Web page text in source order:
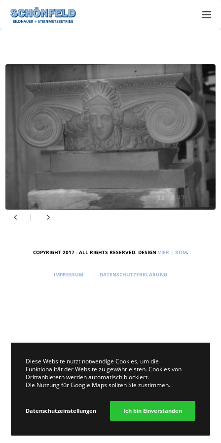
COPYRIGHT 2017 - ALL RIGHTS RESERVED. DESIGN VIER | KOM.
IMPRESSUM DATENSCHUTZERKLÄRUNG
Diese Website nutzt notwendige Cookies, um die
Funktionalität der Website zu gewährleisten. Cookies von
Drittanbietern werden automatisch blockiert.
Die Nutzung für Google Maps sollten Sie zustimmen.
Datenschutzeinstellungen Ich bin Einverstanden